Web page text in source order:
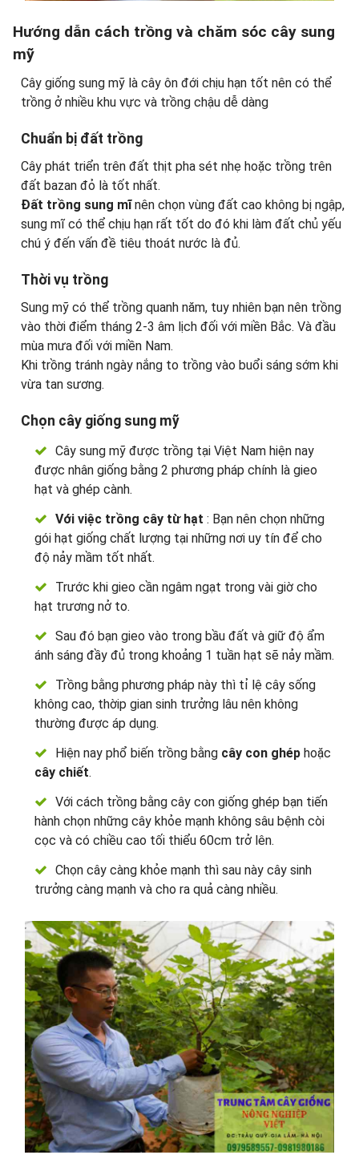
Hướng dẫn cách trồng và chăm sóc cây sung
mỹ
Cây giống sung mỹ là cây ôn đới chịu hạn tốt nên có thể
trồng ở nhiều khu vực và trồng chậu dễ dàng
Chuẩn bị đất trồng
Cây phát triển trên đất thịt pha sét nhẹ hoặc trồng trên
đất bazan đỏ là tốt nhất.
Đất trồng sung mĩnên chọn vùng đất cao không bị ngập,
sung mĩ có thể chịu hạn rất tốt do đó khi làm đất chủ yếu
chú ý đến vấn đề tiêu thoát nước là đủ.
Thời vụ trồng
Sung mỹ có thể trồng quanh năm, tuy nhiên bạn nên trồng
vào thời điểm tháng 2-3 âm lịch đối với miền Bắc. Và đầu
mùa mưa đối với miền Nam.
Khi trồng tránh ngày nắng to trồng vào buổi sáng sớm khi
vừa tan sương.
Chọn cây giống sung mỹ
Cây sung mỹ được trồng tại Việt Nam hiện nay
được nhân giống bằng 2 phương pháp chính là gieo
hạt và ghép cành.
Với việc trồng cây từ hạt : Bạn nên chọn những
gói hạt giống chất lượng tại những nơi uy tín để cho
độ nảy mầm tốt nhất.
Trước khi gieo cần ngâm ngạt trong vài giờ cho
hạt trương nở to.
Sau đó bạn gieo vào trong bầu đất và giữ độ ẩm
ánh sáng đầy đủ trong khoảng 1 tuần hạt sẽ nảy mầm.
Trồng bằng phương pháp này thì tỉ lệ cây sống
không cao, thờip gian sinh trưởng lâu nên không
thường được áp dụng.
Hiện nay phổ biến trồng bằng cây con ghép hoặc
cây chiết.
Với cách trồng bằng cây con giống ghép bạn tiến
hành chọn những cây khỏe mạnh không sâu bệnh còi
cọc và có chiều cao tối thiểu 60cm trở lên.
Chọn cây càng khỏe mạnh thì sau này cây sinh
trưởng càng mạnh và cho ra quả càng nhiều.